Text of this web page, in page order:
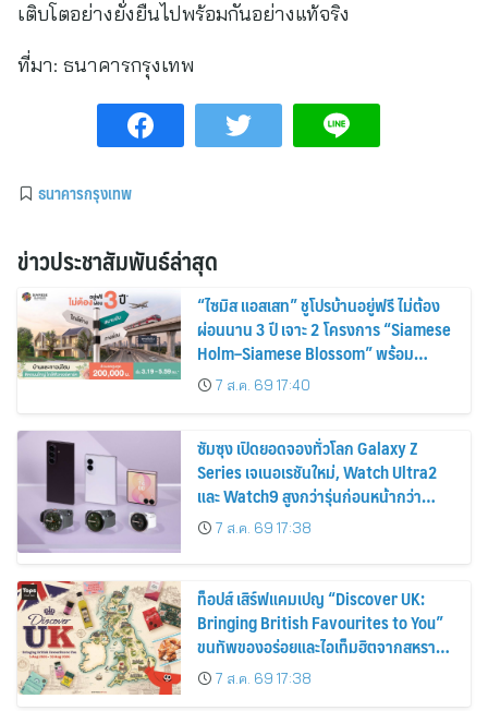
เติบโตอย่างยั่งยืนไปพร้อมกันอย่างแท้จริง
ที่มา: ธนาคารกรุงเทพ
ธนาคารกรุงเทพ
ข่าวประชาสัมพันธ์ล่าสุด
“ไซมิส แอสเสท” ชูโปรบ้านอยู่ฟรี ไม่ต้อง
ผ่อนนาน 3 ปี เจาะ 2 โครงการ “Siamese
Holm–Siamese Blossom” พร้อม
ส่วนลดและสิทธิพิเศษถึง 31 สิงหาคม
2569
7 ส.ค. 69 17:40
ซัมซุง เปิดยอดจองทั่วโลก Galaxy Z
Series เจเนอเรชันใหม่, Watch Ultra2
และ Watch9 สูงกว่ารุ่นก่อนหน้ากว่า
30%7 ส.ค. 69 17:38
ท็อปส์ เสิร์ฟแคมเปญ “Discover UK:
Bringing British Favourites to You”
ขนทัพของอร่อยและไอเท็มฮิตจากสหราช
อาณาจักร ส่งตรงถึงมือตั้งแต่วันนี้ – 18
สิงหาคมนี้
7 ส.ค. 69 17:38